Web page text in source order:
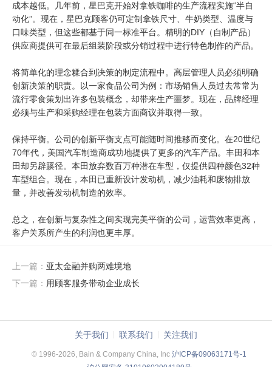
成本越低。几年前，星巴克开始对拿铁咖啡的生产流程实施“半自
动化”。现在，星巴克顾客仍可定制拿铁尺寸、牛奶类型、温度与
口味类型，但这些都基于同一标准平台。精明的DIY（自制产品）
供应商提供可在最后组装阶段或分销过程中进行特色制作的产品。
将简单化的理念糅合到决策的制定流程中。高层管理人员必须明确
创新决策的职责。以一家食品公司为例：市场销售人员过去常常为
流行零食策划出许多包装概念，却带来生产噩梦。现在，品牌经理
必须与生产和采购经理在包装方面商议并取得一致。
保持平衡。公司的创新平衡支点可能随时间推移而变化。在20世纪
70年代，美国汽车制造商成功地提供了更多的汽车产品。丰田和本
田却另辟蹊径。本田放弃数百万种潜在车型，仅提供四种颜色32种
车型组合。现在，本田已重新设计发动机，减少油耗和废物排放
量，并改善发动机制造的效率。
总之，在创新与复杂性之间实现完美平衡的公司，运营效率更高，
客户关系所产生的利润也更丰厚。
上一篇： 亚太金融并购两难境地
下一篇： 用顾客服务带动企业成长
关于我们 联系我们 关注我们
© 1996-2026, Bain & Company China, Inc沪ICP备09063171号-1